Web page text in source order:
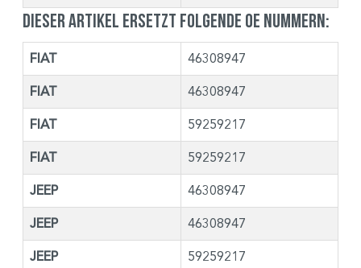
Dieser Artikel ersetzt folgende OE Nummern:
FIAT 46308947
FIAT 46308947
FIAT 59259217
FIAT 59259217
JEEP 46308947
JEEP 46308947
JEEP 59259217